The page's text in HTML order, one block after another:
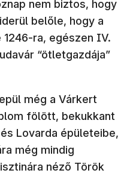
nem biztos, hogy
belőle, hogy a
ra, egészen IV.
“ötletgazdája”
még a Várkert
fölött, bekukkant
Lovarda épületeibe,
még mindig
néző Török